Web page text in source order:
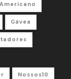
Gávea
Nossos10